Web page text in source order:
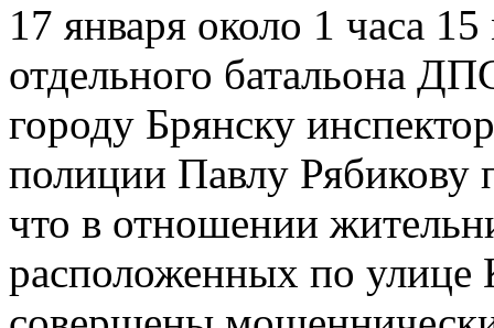
17 января около 1 часа
отдельного батальона
городу Брянску
полиции Павлу Рябикову
что в отношении
расположенных по